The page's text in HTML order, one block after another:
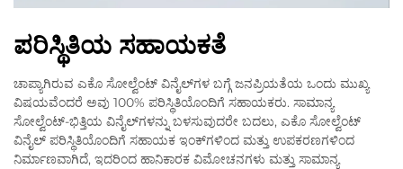
ಪರಿಸ್ಥಿತಿಯ ಸಹಾಯಕತೆ
ಚಾಪ್ಯಾಗಿರುವ ಎಕೊ ಸೋಲ್ವೆಂಟ್ ವಿನೈಲ್‌ಗಳ ಬಗ್ಗೆ ಜನಪ್ರಿಯತೆಯ ಒಂದು ಮುಖ್ಯ
ವಿಷಯವೆಂದರೆ ಅವು 100% ಪರಿಸ್ಥಿತಿಯೊಂದಿಗೆ ಸಹಾಯಕರು. ಸಾಮಾನ್ಯ
ಸೋಲ್ವೆಂಟ್-ಭಿತ್ತಿಯ ವಿನೈಲ್‌ಗಳನ್ನು ಬಳಸುವುದರೇ ಬದಲು, ಎಕೊ ಸೋಲ್ವೆಂಟ್
ವಿನೈಲ್ ಪರಿಸ್ಥಿತಿಯೊಂದಿಗೆ ಸಹಾಯಕ ಇಂಕ್‌ಗಳಿಂದ ಮತ್ತು ಉಪಕರಣಗಳಿಂದ
ನಿರ್ಮಾಣವಾಗಿದೆ, ಇದರಿಂದ ಹಾನಿಕಾರಕ ವಿಮೋಚನಗಳು ಮತ್ತು ಸಾಮಾನ್ಯ